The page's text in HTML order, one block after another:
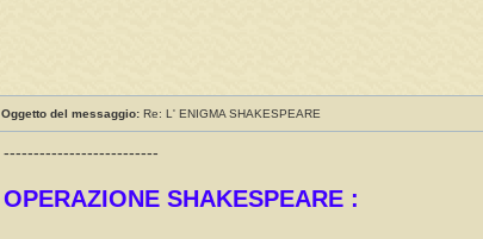
Oggetto del messaggio: Re: L' ENIGMA SHAKESPEARE
--------------------------
OPERAZIONE SHAKESPEARE :